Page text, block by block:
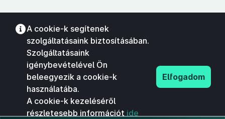
A cookie-k segítenek
szolgáltatásaink biztosításában.
Szolgáltatásaink
igénybevételével Ön
beleegyezik a cookie-k
használatába.
A cookie-k kezeléséről
részletesebb információt ide
Elfogadom